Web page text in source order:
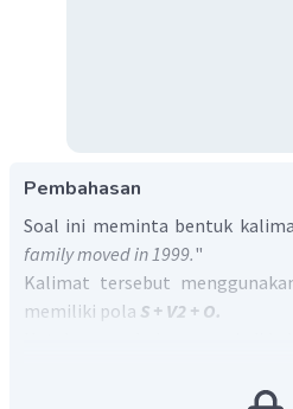
Pembahasan
Soal ini meminta bentuk
family moved in 1999."
Kalimat tersebut
memiliki pola S + V2 + O.
pada kalimat aktif berubah